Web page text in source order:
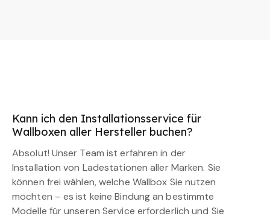
Kann ich den Installationsservice für
Wallboxen aller Hersteller buchen?
Absolut! Unser Team ist erfahren in der
Installation von Ladestationen aller Marken. Sie
können frei wählen, welche Wallbox Sie nutzen
möchten – es ist keine Bindung an bestimmte
Modelle für unseren Service erforderlich und Sie